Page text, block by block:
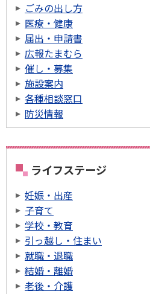
ごみの出し方
医療・健康
届出・申請書
広報たまむら
催し・募集
施設案内
各種相談窓口
防災情報
ライフステージ
妊娠・出産
子育て
学校・教育
引っ越し・住まい
就職・退職
結婚・離婚
老後・介護